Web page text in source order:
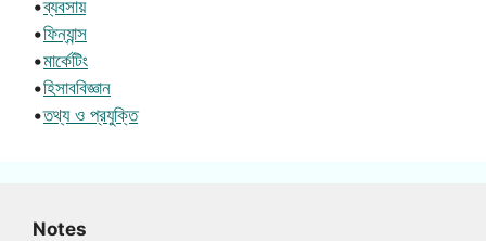
•ব্যবসায়
•ফিন্যান্স
•মার্কেটিং
•হিসাববিজ্ঞান
•তথ্য ও প্রযুক্তি
Notes